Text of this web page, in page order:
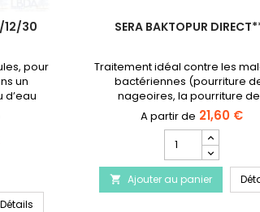
Discus
12/30
pour
un
d’eau
DétailsPRODIBIO BioDigest - 6/12/30 Ampoules
SERA BAKTOPUR
Traitement idéal contre les
bactériennes (pourriture
nageoires, la pourriture
branchies) ainsi que les
des bactéries.Produit arrêté
remplacé par Baktopur
21,60 €
quantité
du
produit
SERA
 Ajouter au panier